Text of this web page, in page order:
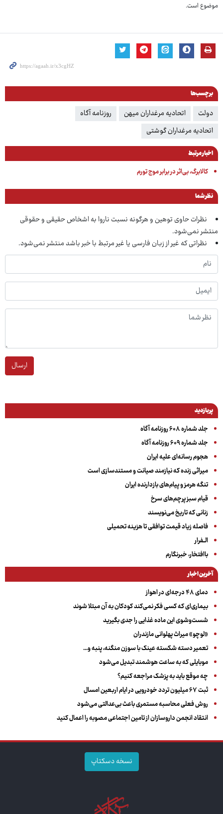
موضوع است.
برچسب‌ها
دولت اتحادیه مرغداران میهن
روزنامه آگاه
اتحادیه مرغداران گوشتی
اخبار مرتبط
کالابرگ، بی‌اثر در برابر موج تورم
نظر شما
نظرات حاوی توهین و هرگونه نسبت ناروا به اشخاص حقیقی و حقوقی
منتشر نمی‌شود.
نظراتی که غیر از زبان فارسی یا غیر مرتبط با خبر باشد منتشر نمی‌شود.
ارسال
پربازدید
جلد شماره ۶۰۸ روزنامه آگاه
جلد شماره ۶۰۹ روزنامه آگاه
هجوم رسانه‌ای علیه ایران
میراثی زنده که نیازمند صیانت و مستندسازی است
تنگه هرمز و پیام‌های بازدارنده ایران
قیام سبز پرچم‌های سرخ
زنانی که تاریخ می‌نویسند
فاصله زیاد قیمت توافقی تا هزینه تحمیلی
الــفرار
باافتخار، خبرنگارم
آخرین اخبار
دمای ۴۸ درجه‌ای در اهواز
بیماری‌ای که کسی فکر نمی‌کند کودکان به آن مبتلا شوند
شست‌وشوی این ماده غذایی را جدی بگیرید
«لوچو» میراث پهلوانی مازندران
تعمیر دسته شکسته عینک با سوزن منگنه، پنبه و...
موبایلی که به ساعت هوشمند تبدیل می‌شود
چه موقع باید به پزشک مراجعه کنیم؟
ثبت ۶۷ میلیون تردد خودرویی در ایام اربعین امسال
روش فعلی محاسبه مستمری باعث بی‌عدالتی می‌شود
انتقاد انجمن داروسازان از تامین اجتماعی مصوبه را اعمال کنید
نسخه دسکتاپ